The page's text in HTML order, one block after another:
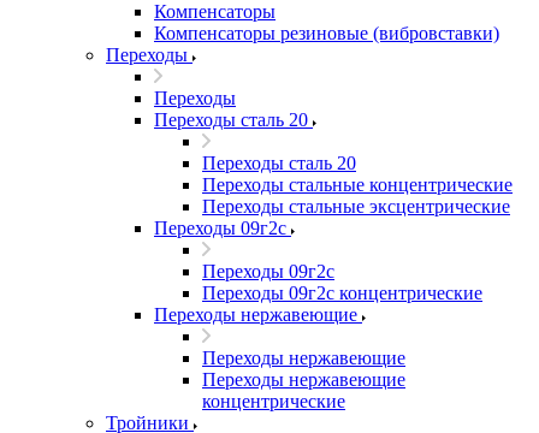
Компенсаторы
Компенсаторы резиновые (вибровставки)
Переходы
Переходы
Переходы сталь 20
Переходы сталь 20
Переходы стальные концентрические
Переходы стальные эксцентрические
Переходы 09г2с
Переходы 09г2с
Переходы 09г2с концентрические
Переходы нержавеющие
Переходы нержавеющие
Переходы нержавеющие
концентрические
Тройники